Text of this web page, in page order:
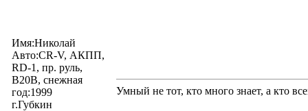
Имя:Николай
Авто:CR-V, АКПП,
RD-1, пр. руль,
В20В, снежная
год:1999
г.Губкин
Умный не тот, кто много знает, а кто